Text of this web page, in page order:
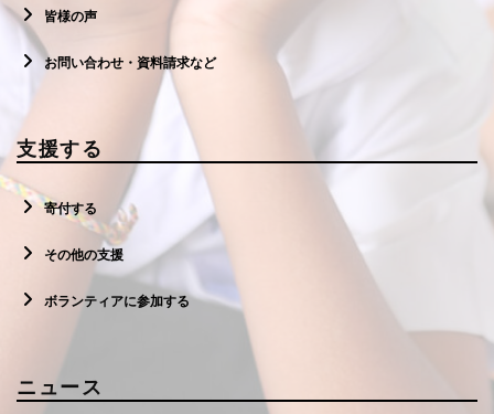
皆様の声
お問い合わせ・資料請求など
支援する
寄付する
その他の支援
ボランティアに参加する
ニュース